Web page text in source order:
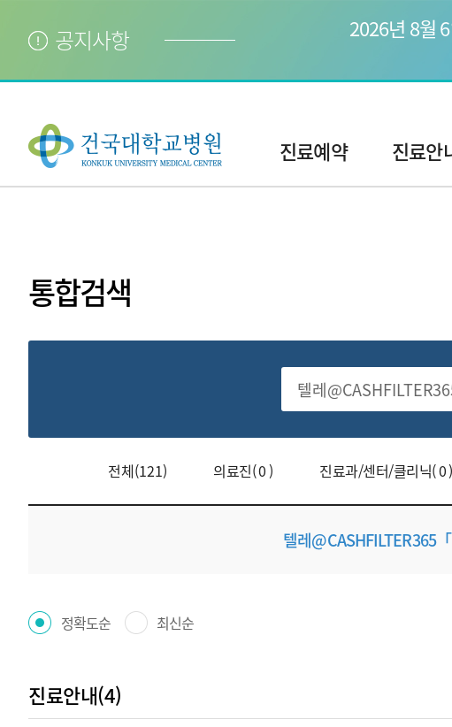
공지사항 2026년 8월
진료예약 진료안
통합검색
색
전체(121) 의료진( 0 ) 진료과/센터/클리닉( 0 )
텔레@CASHFILTER365
정확도순 최신순
진료안내(4)